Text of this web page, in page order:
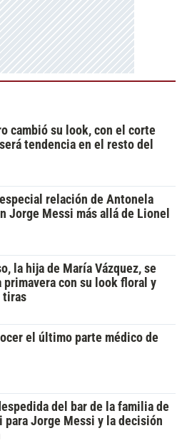
cambió su look, con el corte
tendencia en el resto del
relación de Antonela
Jorge Messi más allá de Lionel
la hija de María Vázquez, se
primavera con su look floral y
tiras
el último parte médico de
del bar de la familia de
para Jorge Messi y la decisión